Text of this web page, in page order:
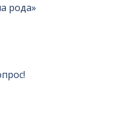
рода»